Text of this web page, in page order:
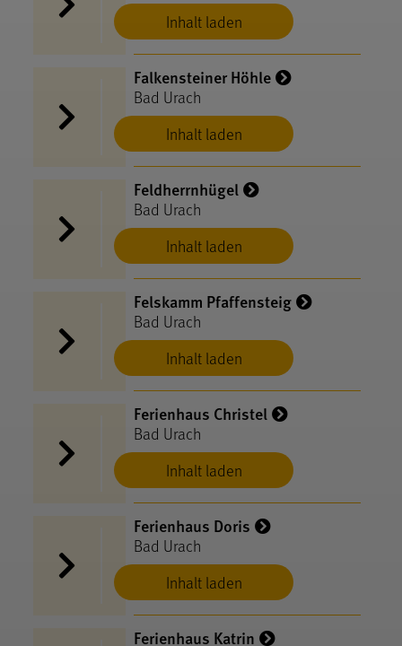
Inhalt laden
Inhalt laden
Falkensteiner Höhle
Bad Urach
Inhalt laden
Feldherrnhügel
Bad Urach
Inhalt laden
Felskamm Pfaffensteig
Bad Urach
Inhalt laden
Ferienhaus Christel
Bad Urach
Inhalt laden
Ferienhaus Doris
Bad Urach
Ferienhaus Katrin